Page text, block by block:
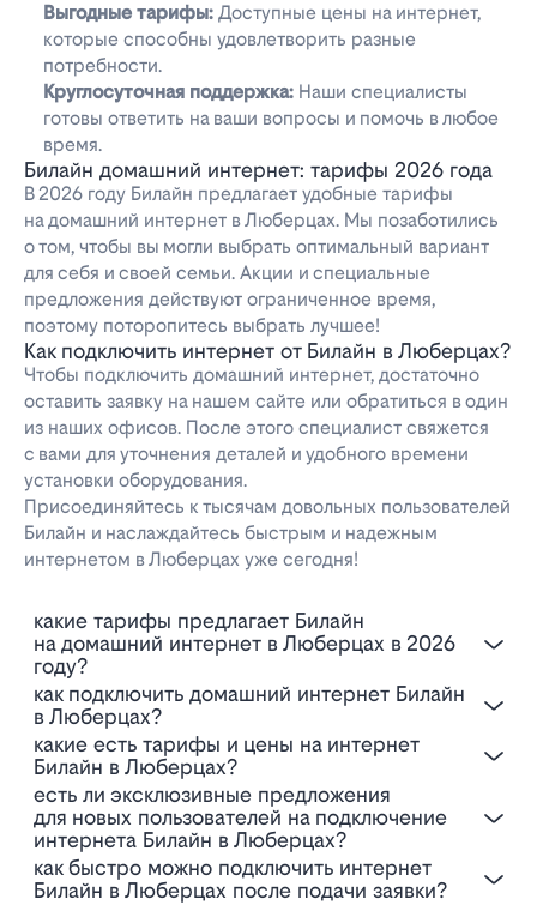
Выгодные тарифы: Доступные цены на интернет,
которые способны удовлетворить разные
потребности.
Круглосуточная поддержка: Наши специалисты
готовы ответить на ваши вопросы и помочь в любое
время.
Билайн домашний интернет: тарифы 2026 года
В 2026 году Билайн предлагает удобные тарифы
на домашний интернет в Люберцах. Мы позаботились
о том, чтобы вы могли выбрать оптимальный вариант
для себя и своей семьи. Акции и специальные
предложения действуют ограниченное время,
поэтому поторопитесь выбрать лучшее!
Как подключить интернет от Билайн в Люберцах?
Чтобы подключить домашний интернет, достаточно
оставить заявку на нашем сайте или обратиться в один
из наших офисов. После этого специалист свяжется
с вами для уточнения деталей и удобного времени
установки оборудования.
Присоединяйтесь к тысячам довольных пользователей
Билайн и наслаждайтесь быстрым и надежным
интернетом в Люберцах уже сегодня!
Какие тарифы предлагает Билайн
на домашний интернет в Люберцах в 2026
году?
Как подключить домашний интернет Билайн
в Люберцах?
Какие есть тарифы и цены на интернет
Билайн в Люберцах?
Есть ли эксклюзивные предложения
для новых пользователей на подключение
интернета Билайн в Люберцах?
Как быстро можно подключить интернет
Билайн в Люберцах после подачи заявки?